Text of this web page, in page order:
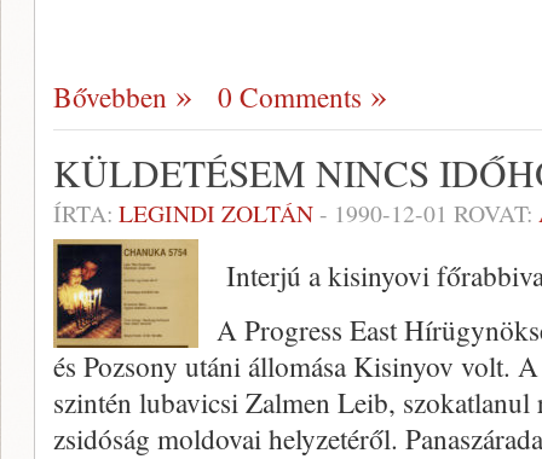
Bővebben 0 Comments
KÜLDETÉSEM NINCS
ÍRTA: LEGINDI ZOLTÁN- 1990-12-01 ROVAT:
Interjú a kisinyovi
A Progress East
és Pozsony utáni állomása Kisinyov volt.
szintén lubavicsi Zalmen Leib, szokatlanul
zsidóság moldovai helyzetéről.